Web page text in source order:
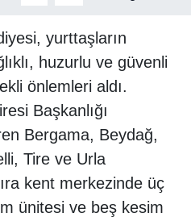
yurttaşların
huzurlu ve güvenli
önlemleri aldı.
Başkanlığı
Bergama, Beydağ,
Tire ve Urla
kent merkezinde üç
ünitesi ve beş kesim